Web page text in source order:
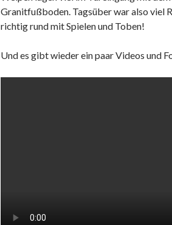
Granitfußboden. Tagsüber war also viel
richtig rund mit Spielen und Toben!
Und es gibt wieder ein paar Videos und